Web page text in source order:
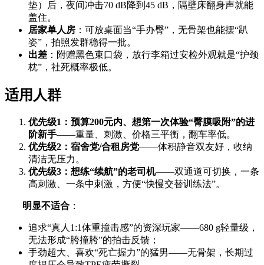
垫）后，夜间冲击70 dB降到45 dB，隔壁床翻身声就能
盖住。
居家单人房 ：可放桌面当“手办臀”，无骨架也能摆“趴
姿”，拍照发群稳得一批。
出差 ：附赠黑色束口袋，放行李箱过安检外观就是“护颈
枕”，社死概率极低。
适用人群
优先级1：预算200元内、想第一次体验“臀膜吸附”的进
阶新手——重量、刺激、价格三平衡，翻车率低。
优先级2：宿舍党/合租房党——体积静音双友好，收纳
清洁无压力。
优先级3：想练“续航”的老司机——双通道可切换，一条
高刺激、一条中刺激，方便“快慢交替训练法”。
明显不适合 ：
追求“真人1:1体重撞击感”的资深玩家——680 g轻量级，
无法形成“胯撞胯”的拍击反馈；
手劲超大、喜欢“死亡握力”的猛男——无骨架，长期过